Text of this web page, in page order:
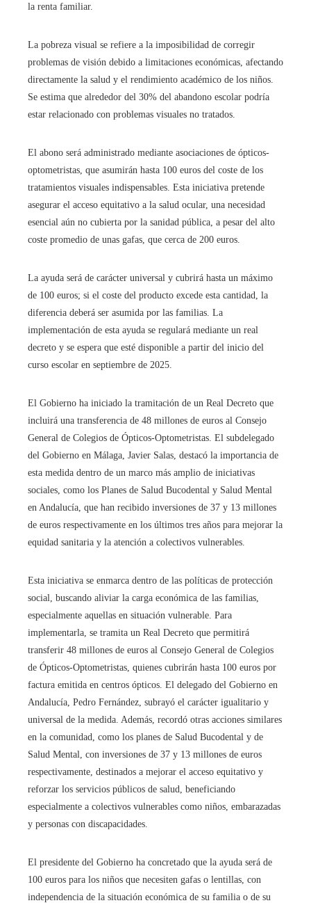
la renta familiar.
La pobreza visual se refiere a la imposibilidad de corregir
problemas de visión debido a limitaciones económicas, afectando
directamente la salud y el rendimiento académico de los niños.
Se estima que alrededor del 30% del abandono escolar podría
estar relacionado con problemas visuales no tratados.
El abono será administrado mediante asociaciones de ópticos-
optometristas, que asumirán hasta 100 euros del coste de los
tratamientos visuales indispensables. Esta iniciativa pretende
asegurar el acceso equitativo a la salud ocular, una necesidad
esencial aún no cubierta por la sanidad pública, a pesar del alto
coste promedio de unas gafas, que cerca de 200 euros.
La ayuda será de carácter universal y cubrirá hasta un máximo
de 100 euros; si el coste del producto excede esta cantidad, la
diferencia deberá ser asumida por las familias. La
implementación de esta ayuda se regulará mediante un real
decreto y se espera que esté disponible a partir del inicio del
curso escolar en septiembre de 2025.
El Gobierno ha iniciado la tramitación de un Real Decreto que
incluirá una transferencia de 48 millones de euros al Consejo
General de Colegios de Ópticos-Optometristas. El subdelegado
del Gobierno en Málaga, Javier Salas, destacó la importancia de
esta medida dentro de un marco más amplio de iniciativas
sociales, como los Planes de Salud Bucodental y Salud Mental
en Andalucía, que han recibido inversiones de 37 y 13 millones
de euros respectivamente en los últimos tres años para mejorar la
equidad sanitaria y la atención a colectivos vulnerables.
Esta iniciativa se enmarca dentro de las políticas de protección
social, buscando aliviar la carga económica de las familias,
especialmente aquellas en situación vulnerable. Para
implementarla, se tramita un Real Decreto que permitirá
transferir 48 millones de euros al Consejo General de Colegios
de Ópticos-Optometristas, quienes cubrirán hasta 100 euros por
factura emitida en centros ópticos. El delegado del Gobierno en
Andalucía, Pedro Fernández, subrayó el carácter igualitario y
universal de la medida. Además, recordó otras acciones similares
en la comunidad, como los planes de Salud Bucodental y de
Salud Mental, con inversiones de 37 y 13 millones de euros
respectivamente, destinados a mejorar el acceso equitativo y
reforzar los servicios públicos de salud, beneficiando
especialmente a colectivos vulnerables como niños, embarazadas
y personas con discapacidades.
El presidente del Gobierno ha concretado que la ayuda será de
100 euros para los niños que necesiten gafas o lentillas, con
independencia de la situación económica de su familia o de su